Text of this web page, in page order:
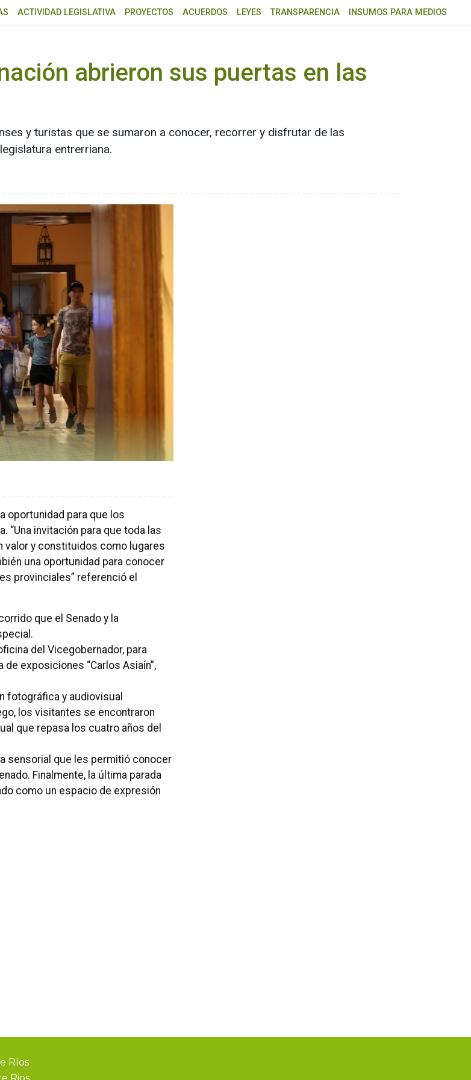
ACTIVIDAD LEGISLATIVA PROYECTOS ACUERDOS LEYES TRANSPARENCIA INSUMOS PARA MEDIOS
abrieron sus puertas en las
y turistas que se sumaron a conocer, recorrer y disfrutar de las
entrerriana.
oportunidad para que los
“Una invitación para que toda las
y constituidos como lugares
una oportunidad para conocer
provinciales” referenció el
que el Senado y la
del Vicegobernador, para
de exposiciones “Carlos Asiaín”,
fotográfica y audiovisual
los visitantes se encontraron
que repasa los cuatro años del
sensorial que les permitió conocer
Finalmente, la última parada
como un espacio de expresión
Ríos
Rios